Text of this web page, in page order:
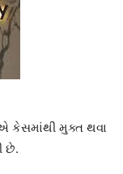
કેસમાંથી મુક્ત થવા
છે.